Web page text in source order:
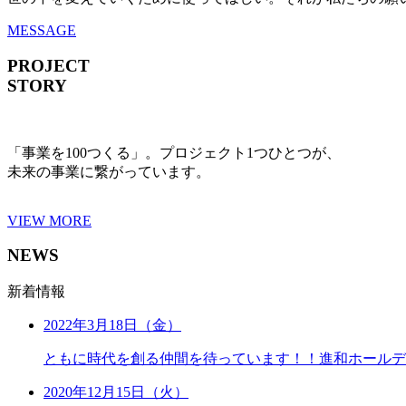
MESSAGE
PROJECT
STORY
「事業を100つくる」。プロジェクト1つひとつが、
未来の事業に繋がっています。
VIEW MORE
NEWS
新着情報
2022年3月18日（金）
ともに時代を創る仲間を待っています！！進和ホール
2020年12月15日（火）